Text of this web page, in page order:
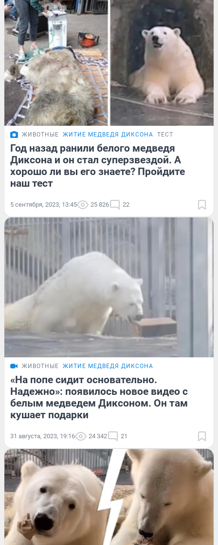
ЖИВОТНЫЕ ЖИТИЕ МЕДВЕДЯ ДИКСОНА ТЕСТ
Год назад ранили белого медведя
Диксона и он стал суперзвездой. А
хорошо ли вы его знаете? Пройдите
наш тест
5 сентября, 2023, 13:45 25 826 22
ЖИВОТНЫЕ ЖИТИЕ МЕДВЕДЯ ДИКСОНА
«На попе сидит основательно.
Надежно»: появилось новое видео с
белым медведем Диксоном. Он там
кушает подарки
31 августа, 2023, 19:16 24 342 21